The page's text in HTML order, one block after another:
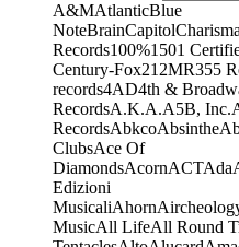
A&MAtlanticBlue
NoteBrainCapitolCharisma
Records100%1501
Century-Fox21 2MR355
records4AD4th &
RecordsA.K.A.A5B, Inc.
RecordsAbkcoAbsinthe
ClubsAce Of
DiamondsAcornACTAda
Edizioni
MusicaliAhorn
MusicAll LifeAll Round